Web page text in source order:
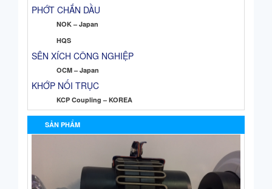
PHỚT CHẮN DẦU
NOK – Japan
HQS
SÊN XÍCH CÔNG NGHIỆP
OCM – Japan
KHỚP NỐI TRỤC
KCP Coupling – KOREA
SẢN PHẨM